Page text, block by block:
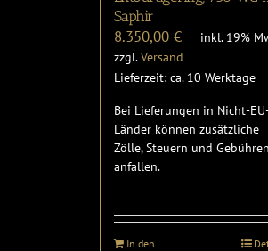
Saphir
8.350,00 €
inkl. 19%
zzgl.Versand
Lieferzeit: ca. 10 Werktage
Bei Lieferungen in Nicht-
Länder können zusätzliche
Zölle, Steuern und Gebühren
anfallen.
In den